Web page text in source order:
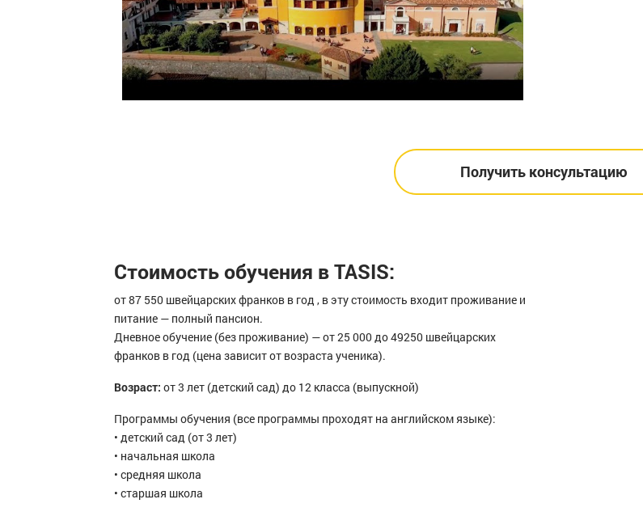
Получить консультацию
Стоимость обучения в TASIS:
от 87 550 швейцарских франков в год , в эту стоимость входит проживание и
питание — полный пансион.
Дневное обучение (без проживание) — от 25 000 до 49250 швейцарских
франков в год (цена зависит от возраста ученика).
Возраст: от 3 лет (детский сад) до 12 класса (выпускной)
Программы обучения (все программы проходят на английском языке):
• детский сад (от 3 лет)
• начальная школа
• средняя школа
• старшая школа